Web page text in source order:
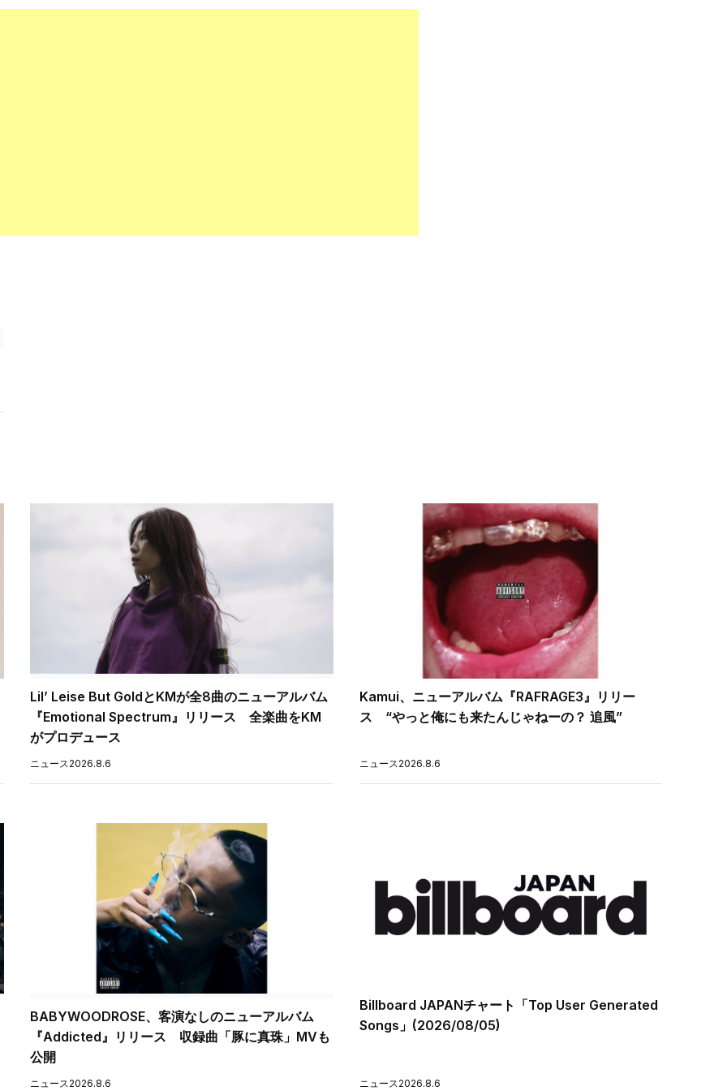
Lil’ Leise But GoldとKMが全8曲のニューアルバム
『Emotional Spectrum』リリース 全楽曲をKM
がプロデュース
ニュース 2026.8.6
Kamui、ニューアルバム『RAFRAGE3』リリー
ス “やっと俺にも来たんじゃねーの？ 追風”
ニュース 2026.8.6
BABYWOODROSE、客演なしのニューアルバム
『Addicted』リリース 収録曲「豚に真珠」MVも
公開
ニュース 2026.8.6
Billboard JAPANチャート「Top User Generated
Songs」(2026/08/05)
ニュース 2026.8.6